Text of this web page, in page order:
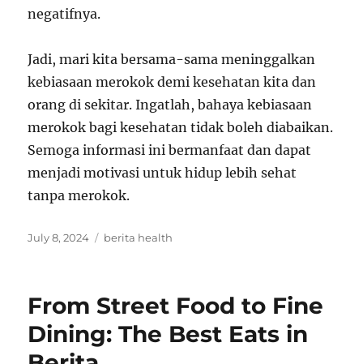
negatifnya.
Jadi, mari kita bersama-sama meninggalkan
kebiasaan merokok demi kesehatan kita dan
orang di sekitar. Ingatlah, bahaya kebiasaan
merokok bagi kesehatan tidak boleh diabaikan.
Semoga informasi ini bermanfaat dan dapat
menjadi motivasi untuk hidup lebih sehat
tanpa merokok.
Posted
July 8, 2024 Tags
berita health
From Street Food to Fine
Dining: The Best Eats in